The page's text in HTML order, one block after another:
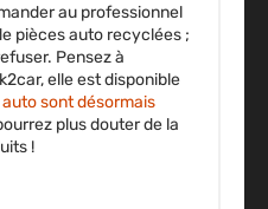
au professionnel
pièces auto recyclées ;
Pensez à
elle est disponible
sont désormais
plus douter de la
!